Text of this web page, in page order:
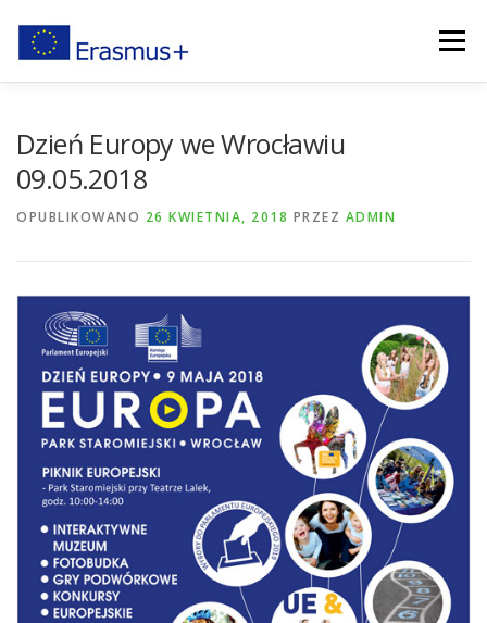
treści
Menu
Dzień Europy we Wrocławiu
09.05.2018
OPUBLIKOWANO 26 KWIETNIA, 2018 PRZEZ ADMIN